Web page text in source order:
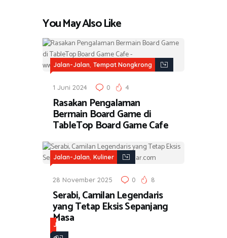
You May Also Like
Jalan-Jalan, Tempat Nongkrong
1 Juni 2024 0 4
Rasakan Pengalaman
Bermain Board Game di
TableTop Board Game Cafe
Jalan-Jalan, Kuliner
28 November 2025 0 8
Serabi, Camilan Legendaris
yang Tetap Eksis Sepanjang
Masa
J